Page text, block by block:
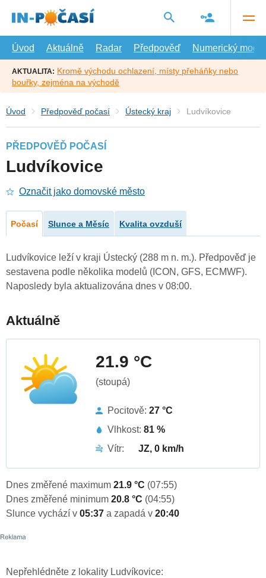
hlavní
Úvod
Aktuálně Radar Předpověď Numerický model
AKTUALITA: Kromě východu ochlazení, místy přeháňky nebo
bouřky, zejména na východě
Úvod Předpověď počasí Ústecký kraj Ludvíkovice
PŘEDPOVĚĎ POČASÍ
Ludvíkovice
Označit jako domovské město
Počasí Slunce a Měsíc Kvalita ovzduší
Ludvíkovice leží v kraji Ústecký (288 m n. m.). Předpověď je
sestavena podle několika modelů (ICON, GFS, ECMWF).
Naposledy byla aktualizována dnes v 08:00.
Aktuálně
21.9 °C
(stoupá)
Pocitově: 27 °C
Vlhkost: 81 %
Vítr:
JZ, 0 km/h
Dnes změřené maximum 21.9 °C (07:55)
Dnes změřené minimum 20.8 °C (04:55)
Slunce vychází v 05:37 a zapadá v 20:40
Nepřehlédněte z lokality Ludvíkovice: